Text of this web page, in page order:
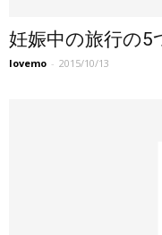
妊娠中の旅行の5
lovemo - 2015/10/13